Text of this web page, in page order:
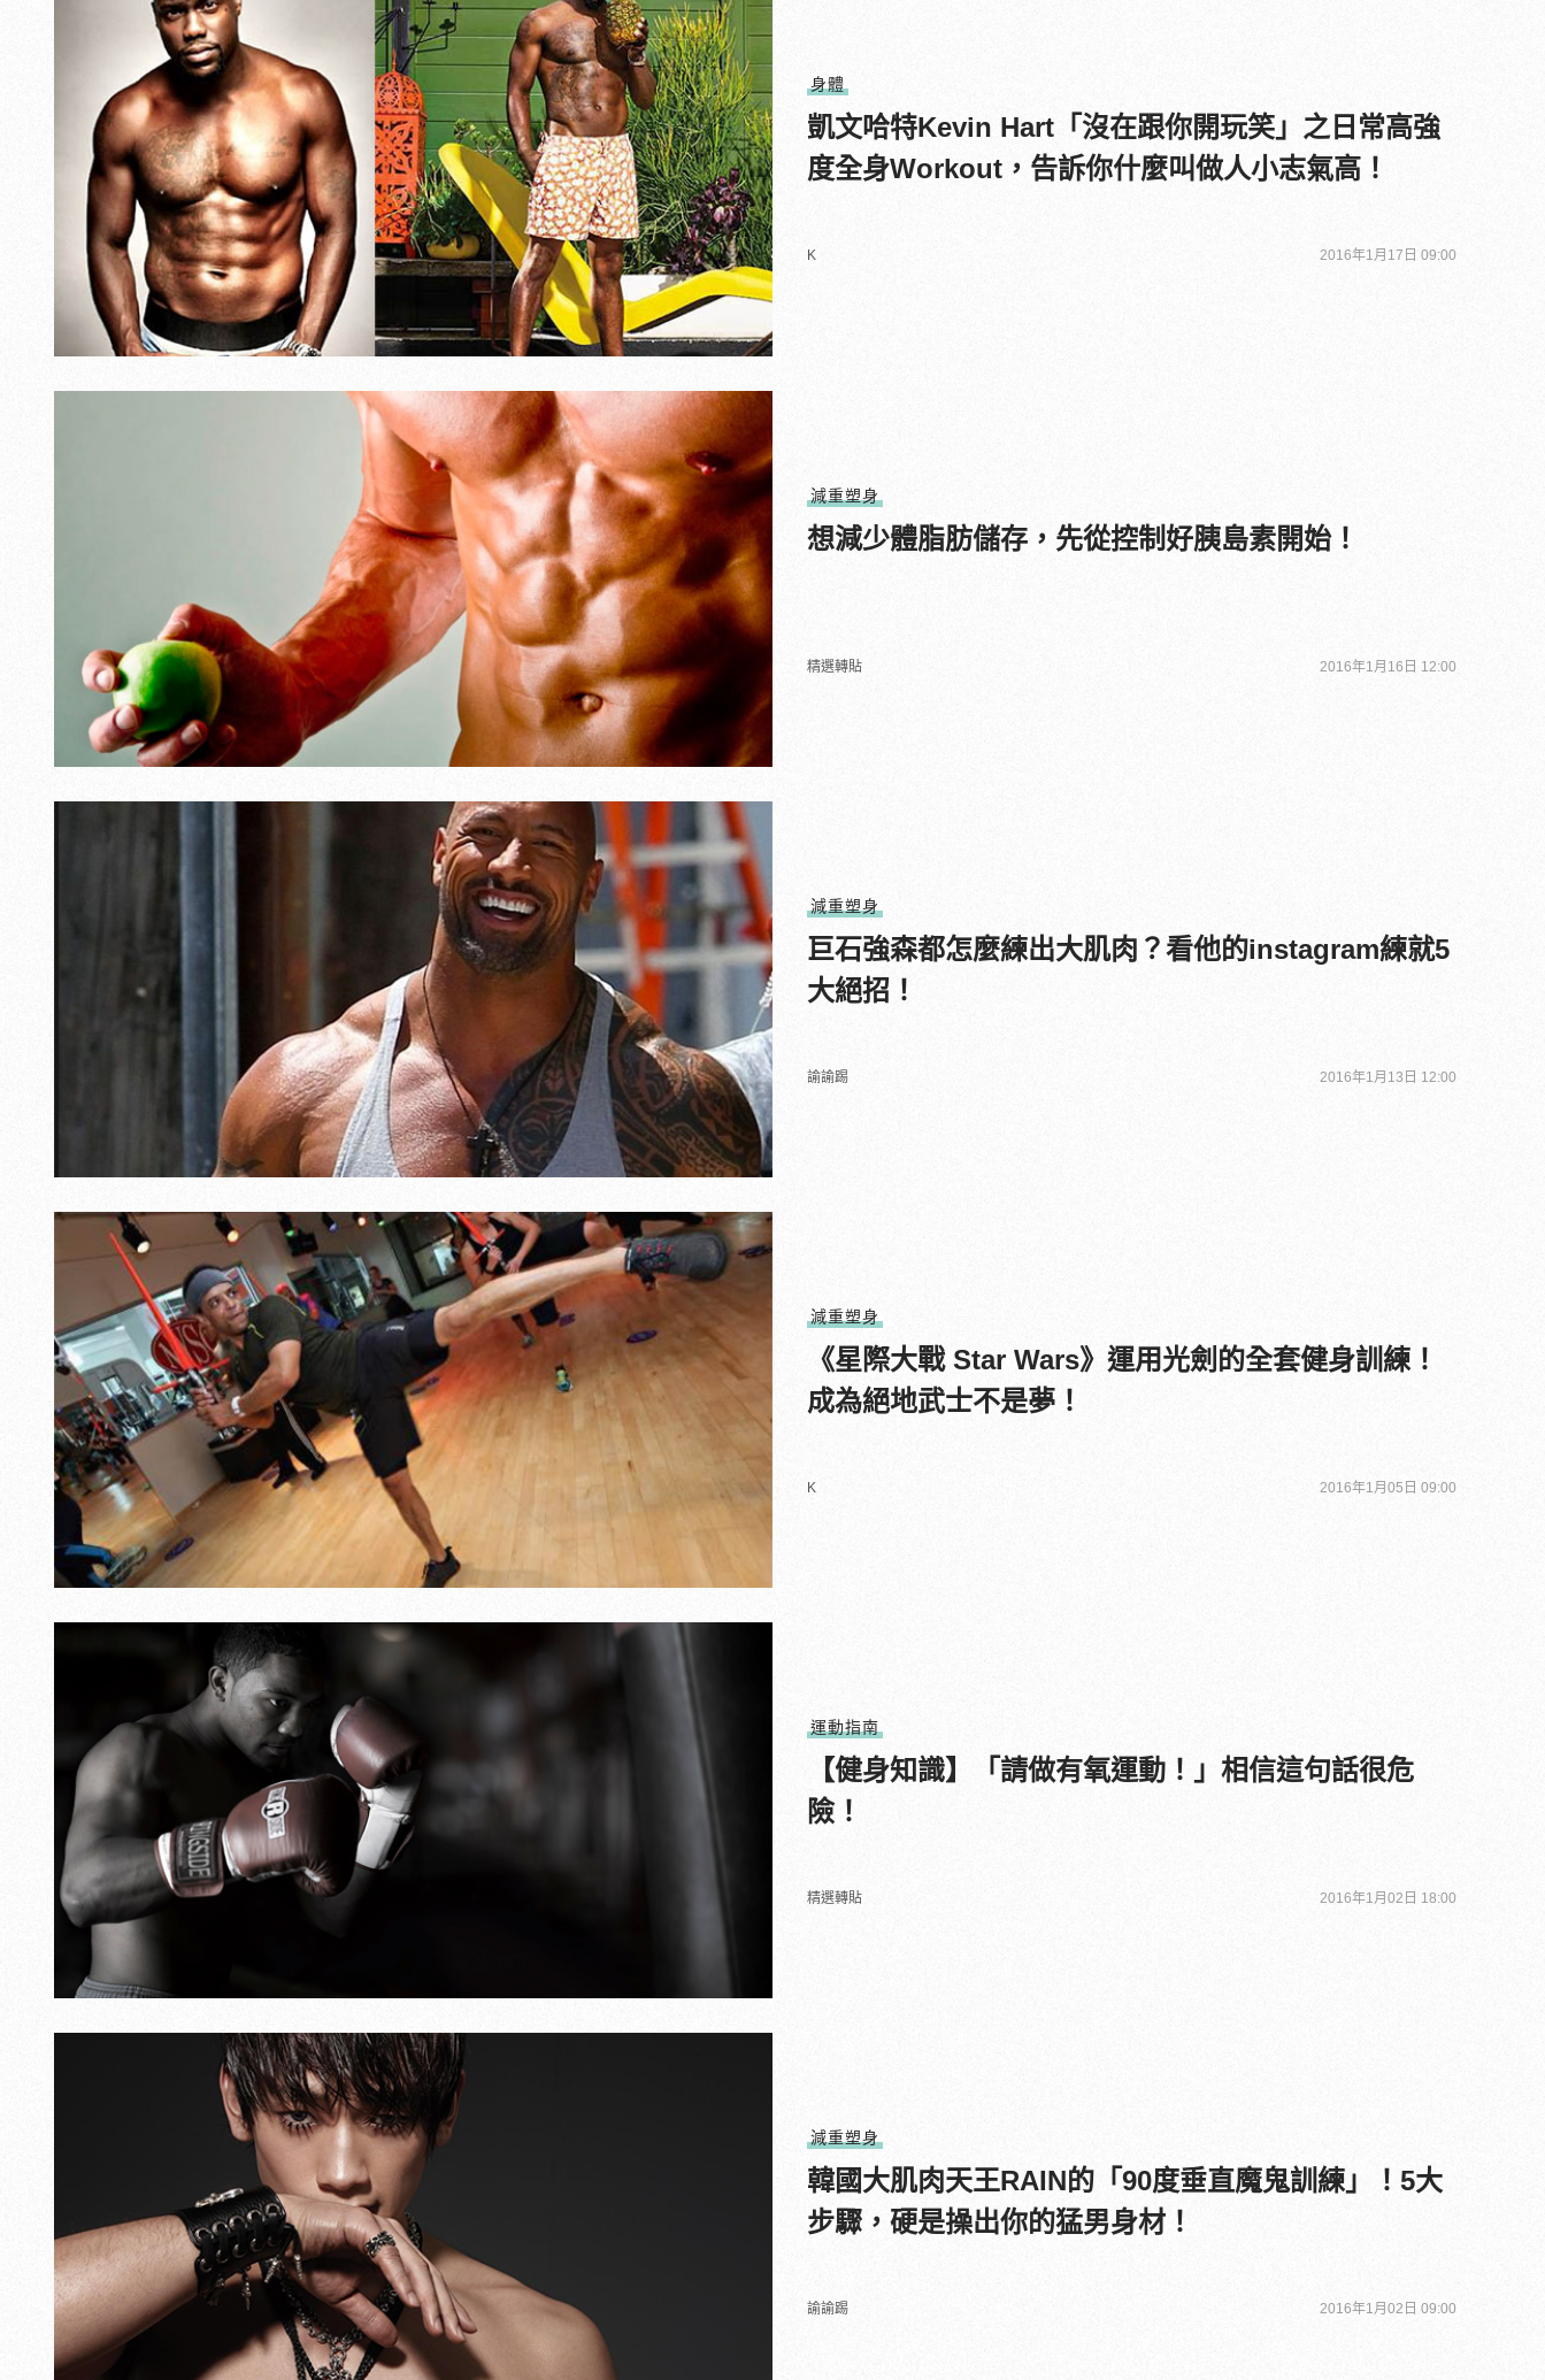
身體
凱文哈特Kevin Hart「沒在跟你開玩笑」之日常高強
度全身Workout，告訴你什麼叫做人小志氣高！
K 2016年1月17日 09:00
減重塑身
想減少體脂肪儲存，先從控制好胰島素開始！
精選轉貼 2016年1月16日 12:00
減重塑身
巨石強森都怎麼練出大肌肉？看他的instagram練就5
大絕招！
諭諭踢 2016年1月13日 12:00
減重塑身
《星際大戰 Star Wars》運用光劍的全套健身訓練！
成為絕地武士不是夢！
K 2016年1月05日 09:00
運動指南
【健身知識】「請做有氧運動！」相信這句話很危
險！
精選轉貼 2016年1月02日 18:00
減重塑身
韓國大肌肉天王RAIN的「90度垂直魔鬼訓練」！5大
步驟，硬是操出你的猛男身材！
諭諭踢 2016年1月02日 09:00